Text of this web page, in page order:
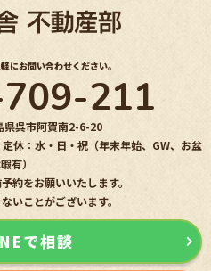
にお問い合わせください。
211
県呉市阿賀南2-6-20
休：水・日・祝（年末年始、GW、お盆
有）
約をお願いいたします。
いことがございます。
で相談